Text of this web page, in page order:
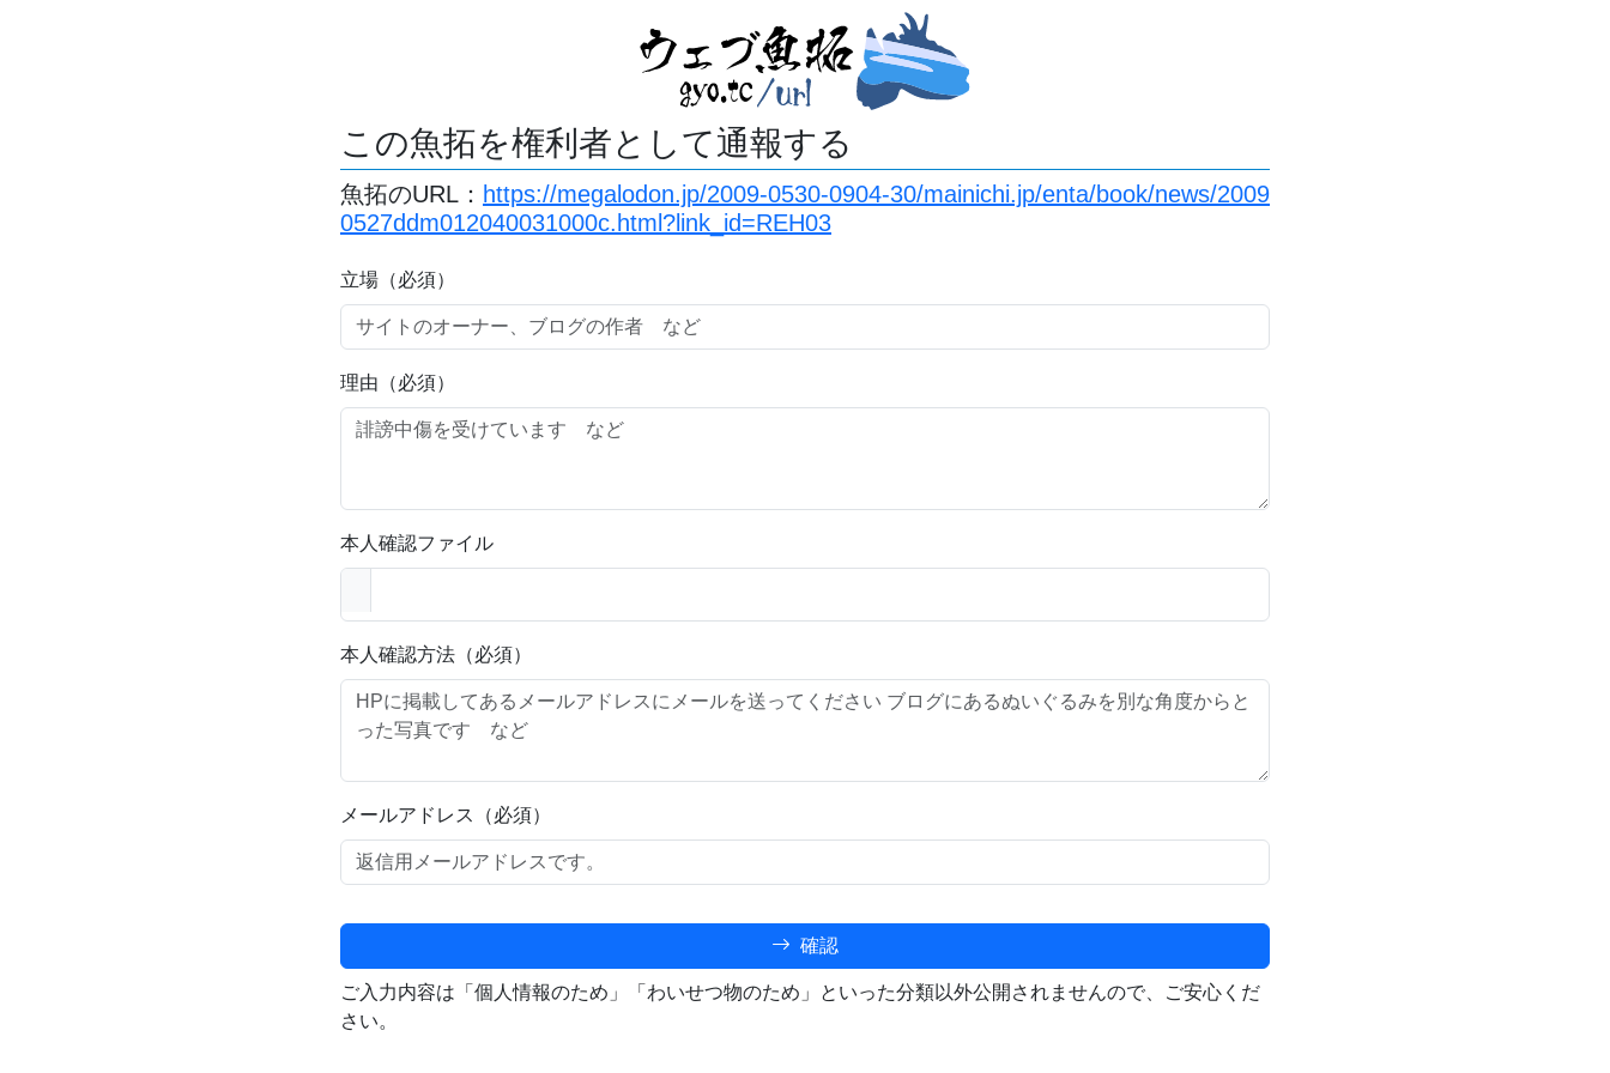
この魚拓を権利者として通報する
魚拓のURL： https://megalodon.jp/2009-0530-0904-30/mainichi.jp/enta/book/news/2009
0527ddm012040031000c.html?link_id=REH03
立場（必須）
理由（必須）
本人確認ファイル
本人確認方法（必須）
メールアドレス（必須）
確認
ご入力内容は「個人情報のため」「わいせつ物のため」といった分類以外公開されませんので、ご安心くだ
さい。